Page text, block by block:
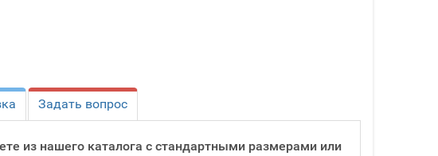
Задать вопрос
из нашего каталога с стандартными размерами или